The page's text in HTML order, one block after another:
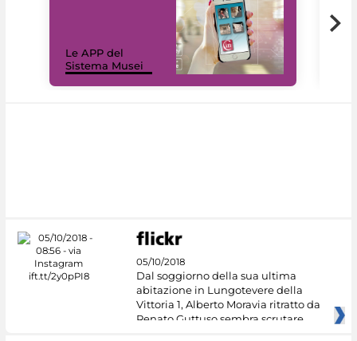
Le APP del
Sistema Musei
05/10/2018
Dal soggiorno della sua ultima
abitazione in Lungotevere della
Vittoria 1, Alberto Moravia ritratto da
Renato Guttuso sembra scrutare